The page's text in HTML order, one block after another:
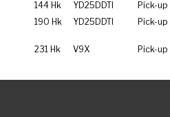
144 Hk YD25DDTI Pick-up
190 Hk YD25DDTI Pick-up
231 Hk V9X Pick-up